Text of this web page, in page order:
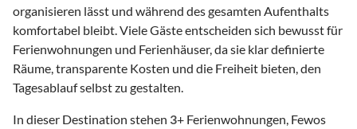
organisieren lässt und während des gesamten Aufenthalts
komfortabel bleibt. Viele Gäste entscheiden sich bewusst für
Ferienwohnungen und Ferienhäuser, da sie klar definierte
Räume, transparente Kosten und die Freiheit bieten, den
Tagesablauf selbst zu gestalten.
In dieser Destination stehen 3+ Ferienwohnungen, Fewos